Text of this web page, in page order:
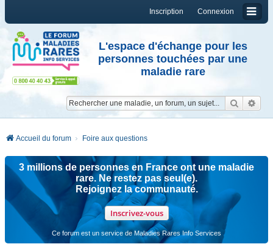
Connexion
Inscription
L'espace d'échange pour les
personnes touchées par une
maladie rare
Accueil du forum Foire aux questions
3 millions de personnes en France ont une maladie
rare. Ne restez pas seul(e).
Rejoignez la communauté.
Inscrivez-vous
Ce forum est un service de Maladies Rares Info Services